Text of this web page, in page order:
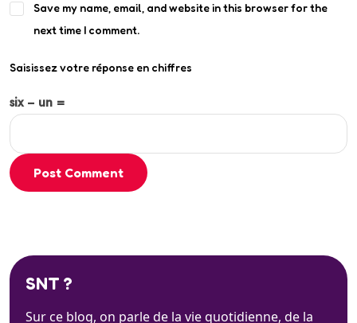
Save my name, email, and website in this browser for the
next time I comment.
Saisissez votre réponse en chiffres
six − un =
Post Comment
SNT ?
Sur ce blog, on parle de la vie quotidienne, de la